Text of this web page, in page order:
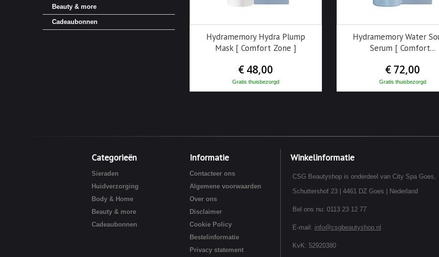
Beauty & more
Cadeaubonnen
Hydramemory Hydra Plump
Mask [ Comfort Zone ]
€ 48,00
Gratis thuisbezorgd
Hydramemory Water
Serum [ Comfort...
€ 72,00
Gratis thuisbezorgd
Categorieën
Sieraden
Huidverzorging
Body & Home
Beauty & more
Cadeaubonnen
Informatie
Contacteer ons
Algemene voorwaarden
Over ons
Disclaimer
Cookie Policy
Bestelinformatie
Privacy statement
Winkelinformatie
CSG Beautyshop is onderdeel van City Spa Goes,
Schuttershof 23 | 4461 DZ Goes | Nederland
Bel ons nu: 0113 23 12 77
E-mail: info@csgbeautyshop.nl
KvK: 52920380